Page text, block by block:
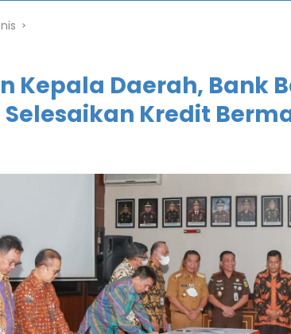
Kepala Daerah, Bank
Kredit